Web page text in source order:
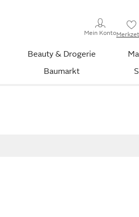
Mein Konto
Beauty & Drogerie
Baumarkt